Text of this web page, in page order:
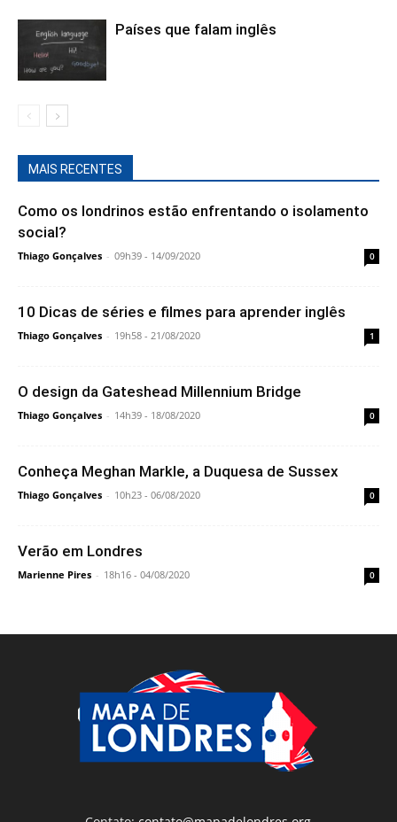
Países que falam inglês
MAIS RECENTES
Como os londrinos estão enfrentando o isolamento
social?
Thiago Gonçalves - 09h39 - 14/09/2020 0
10 Dicas de séries e filmes para aprender inglês
Thiago Gonçalves - 19h58 - 21/08/2020 1
O design da Gateshead Millennium Bridge
Thiago Gonçalves - 14h39 - 18/08/2020 0
Conheça Meghan Markle, a Duquesa de Sussex
Thiago Gonçalves - 10h23 - 06/08/2020 0
Verão em Londres
Marienne Pires - 18h16 - 04/08/2020 0